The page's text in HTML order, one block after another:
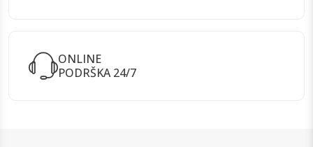
ONLINE
PODRŠKA 24/7